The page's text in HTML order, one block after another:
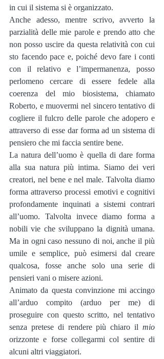
in cui il sistema si è organizzato.
Anche adesso, mentre scrivo, avverto la
parzialità delle mie parole e prendo atto che
non posso uscire da questa relatività con cui
sto facendo pace e, poiché devo fare i conti
con il relativo e l’impermanenza, posso
perlomeno cercare di essere fedele alla
coerenza del mio biosistema, chiamato
Roberto, e muovermi nel sincero tentativo di
cogliere il fulcro delle parole che adopero e
attraverso di esse dar forma ad un sistema di
pensiero che mi faccia sentire bene.
La natura dell’uomo è quella di dare forma
alla sua natura più intima. Siamo dei veri
creatori, nel bene e nel male. Talvolta diamo
forma attraverso processi emotivi e cognitivi
profondamente inquinati a sistemi contrari
all’uomo. Talvolta invece diamo forma a
nobili vie che sviluppano la dignità umana.
Ma in ogni caso nessuno di noi, anche il più
umile e semplice, può esimersi dal creare
qualcosa, fosse anche solo una serie di
pensieri vani o misere azioni.
Animato da questa convinzione mi accingo
all’arduo compito (arduo per me) di
proseguire con questo scritto, nel tentativo
senza pretese di rendere più chiaro il mio
orizzonte e forse collegarmi col sentire di
alcuni altri viaggiatori.